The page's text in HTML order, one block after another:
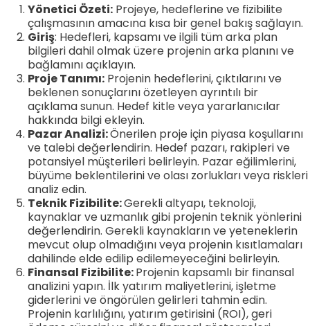
Yönetici Özeti: Projeye, hedeflerine ve fizibilite
çalışmasının amacına kısa bir genel bakış sağlayın.
Giriş: Hedefleri, kapsamı ve ilgili tüm arka plan
bilgileri dahil olmak üzere projenin arka planını ve
bağlamını açıklayın.
Proje Tanımı: Projenin hedeflerini, çıktılarını ve
beklenen sonuçlarını özetleyen ayrıntılı bir
açıklama sunun. Hedef kitle veya yararlanıcılar
hakkında bilgi ekleyin.
Pazar Analizi:Önerilen proje için piyasa koşullarını
ve talebi değerlendirin. Hedef pazarı, rakipleri ve
potansiyel müşterileri belirleyin. Pazar eğilimlerini,
büyüme beklentilerini ve olası zorlukları veya riskleri
analiz edin.
Teknik Fizibilite:Gerekli altyapı, teknoloji,
kaynaklar ve uzmanlık gibi projenin teknik yönlerini
değerlendirin. Gerekli kaynakların ve yeteneklerin
mevcut olup olmadığını veya projenin kısıtlamaları
dahilinde elde edilip edilemeyeceğini belirleyin.
Finansal Fizibilite:Projenin kapsamlı bir finansal
analizini yapın. İlk yatırım maliyetlerini, işletme
giderlerini ve öngörülen gelirleri tahmin edin.
Projenin karlılığını, yatırım getirisini (ROI), geri